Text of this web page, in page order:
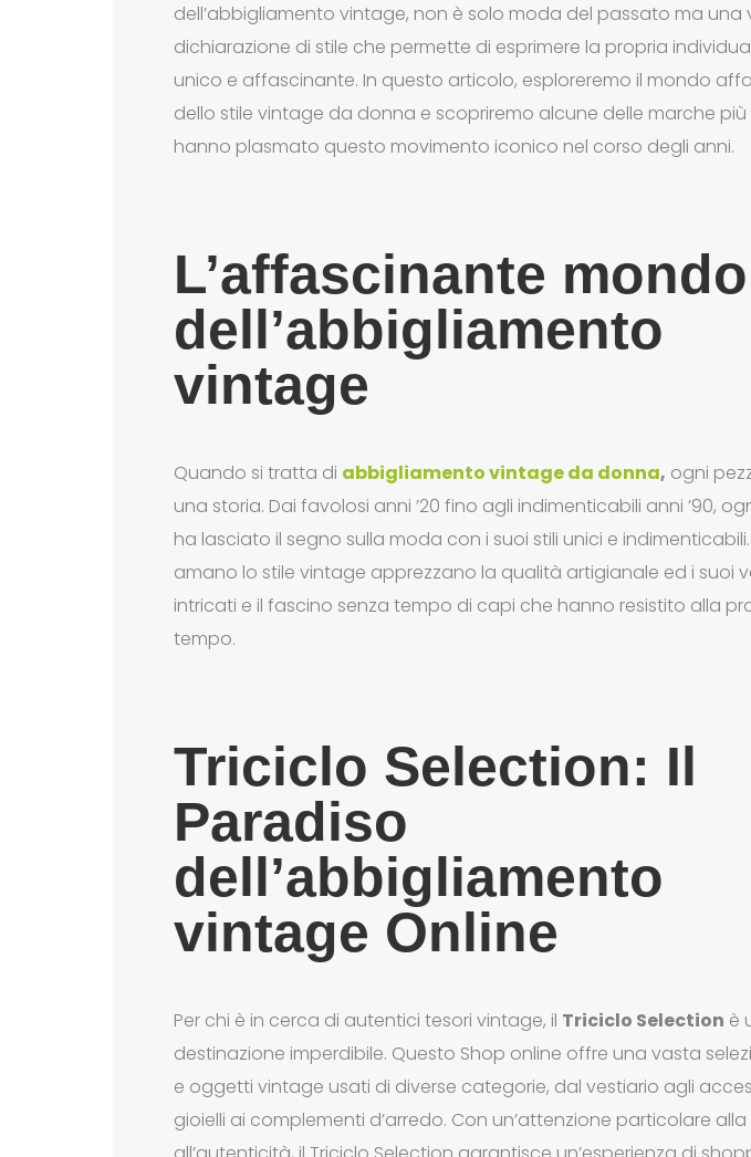
dell’abbigliamento vintage, non è solo moda del passato ma una
dichiarazione di stile che permette di esprimere la propria
unico e affascinante. In questo articolo, esploreremo il mondo
dello stile vintage da donna e scopriremo alcune delle marche
hanno plasmato questo movimento iconico nel corso degli anni.
L’affascinante mondo
dell’abbigliamento
vintage
Quando si tratta di abbigliamento vintage da donna, ogni
una storia. Dai favolosi anni ’20 fino agli indimenticabili anni ’90,
ha lasciato il segno sulla moda con i suoi stili unici e
amano lo stile vintage apprezzano la qualità artigianale ed i suoi
intricati e il fascino senza tempo di capi che hanno resistito alla
tempo.
Triciclo Selection: Il
Paradiso
dell’abbigliamento
vintage Online
Per chi è in cerca di autentici tesori vintage, il Triciclo Selection è
destinazione imperdibile. Questo Shop online offre una vasta
e oggetti vintage usati di diverse categorie, dal vestiario agli
gioielli ai complementi d’arredo. Con un’attenzione particolare